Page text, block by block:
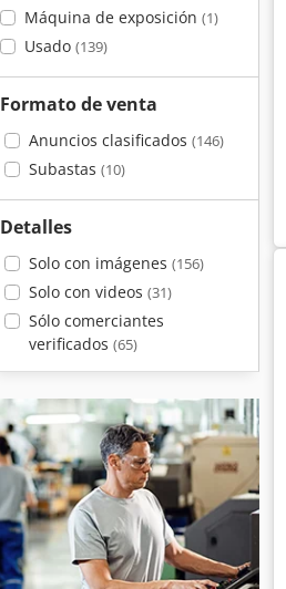
Máquina de exposición (1)
Usado (139)
Formato de venta
Anuncios clasificados (146)
Subastas (10)
Detalles
Solo con imágenes (156)
Solo con videos (31)
Sólo comerciantes
verificados (65)